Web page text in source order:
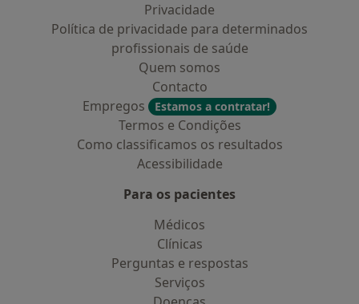
Privacidade
Política de privacidade para determinados
profissionais de saúde
Quem somos
Contacto
Empregos
Estamos a contratar!
Termos e Condições
Como classificamos os resultados
Acessibilidade
Para os pacientes
Médicos
Clínicas
Perguntas e respostas
Serviços